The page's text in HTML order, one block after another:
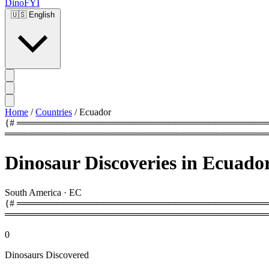
DinoFYI
🇺🇸 English
Home / Countries / Ecuador
{#
Dinosaur Discoveries in
South America · EC
{#
0
Dinosaurs Discovered